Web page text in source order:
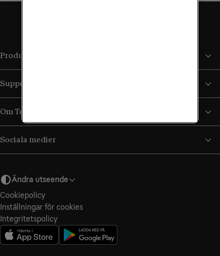
Produkter och tjänster
Support
Om Tele2
Sociala medier
Ändra utseende
Cookiepolicy
Inställningar för cookies
Integritetspolicy